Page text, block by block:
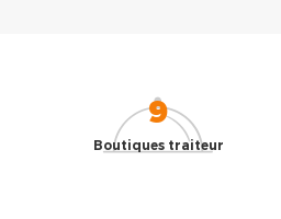
9
Boutiques traiteur